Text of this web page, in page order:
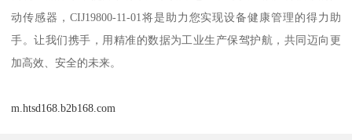
动传感器，CIJ19800-11-01将是助力您实现设备健康管理的得力助
手。让我们携手，用精准的数据为工业生产保驾护航，共同迈向更
加高效、安全的未来。
m.htsd168.b2b168.com